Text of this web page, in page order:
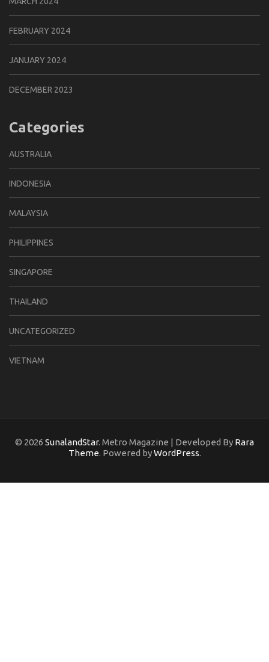
FEBRUARY 2024
JANUARY 2024
DECEMBER 2023
Categories
AUSTRALIA
INDONESIA
MALAYSIA
PHILIPPINES
SINGAPORE
THAILAND
UNCATEGORIZED
VIETNAM
© 2026 SunalandStar. Metro Magazine | Developed By Rara
Theme. Powered byWordPress.